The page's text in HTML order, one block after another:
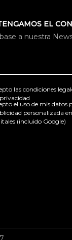
EL
a nuestra
las condiciones
el uso de mis datos
personalizada
(incluido Google)